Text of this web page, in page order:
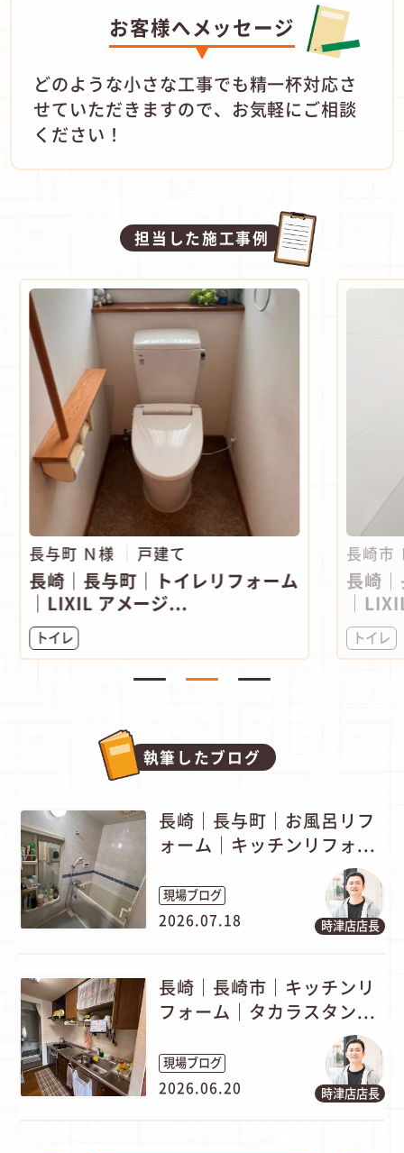
お客様へメッセージ
どのような小さな工事でも精一杯対応さ
せていただきますので、お気軽にご相談
ください！
担当した施工事例
長与町 Ｎ様 戸建て
長崎｜長与町｜トイレリフォーム
｜LIXIL アメージ...
トイレ
長崎市
長崎
｜
トイレ
執筆したブログ
長崎｜長与町｜お風呂リフ
ォーム｜キッチンリフォ...
現場ブログ
2026.07.18 時津店店長
長崎｜長崎市｜キッチンリ
フォーム｜タカラスタン...
現場ブログ
2026.06.20 時津店店長